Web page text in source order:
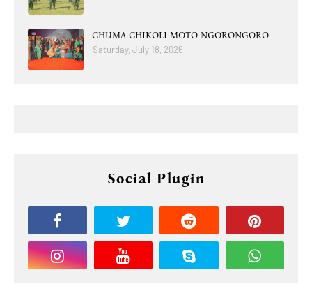
CHUMA CHIKOLI MOTO NGORONGORO
Saturday, July 18, 2026
Social Plugin